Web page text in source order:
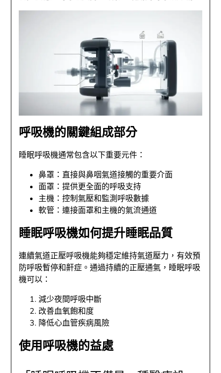
呼吸機的關鍵組成部分
睡眠呼吸機通常包含以下重要元件：
鼻罩：直接與鼻咽氣道接觸的重要介面
面罩：提供更全面的呼吸支持
主機：控制氣壓和監測呼吸數據
軟管：連接面罩和主機的氣流通道
睡眠呼吸機如何提升睡眠品質
連續氣道正壓呼吸機能夠穩定維持氣道壓力，有效預
防呼吸暫停和鼾症。通過持續的正壓通氣，睡眠呼吸
機可以：
減少夜間呼吸中斷
改善血氧飽和度
降低心血管疾病風險
使用呼吸機的益處